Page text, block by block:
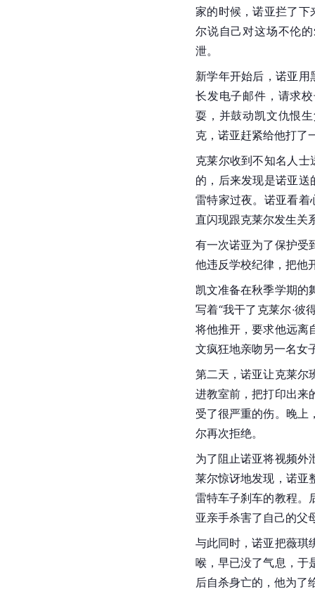
家的时候，诺亚拦了下
尔说自己对这场不伦
泄。
新学年开始后，诺亚用
长发电子邮件，请求
耍，并鼓动凯文仇恨
克， 诺亚赶紧给他打了
克莱尔收到不知名人
的，后来发现是诺亚
雷特家过夜。诺亚看着
直闪现跟克莱尔发生关
有一次诺亚为了保护受
他违反学校纪律，把他
凯文准备在秋季学期的
写着“我干了 克莱尔·彼
将他推开，要求他远离
文疯狂地亲吻另一名女
第二天，诺亚让克莱尔
进教室前，把打印出来
受了很严重的伤。晚上
尔再次拒绝。
为了阻止诺亚将视频外
莱尔惊讶地发现，诺亚
雷特车子刹车的教程。
亚亲手杀害了自己的父
与此同时，诺亚把薇琪
喉，早已没了气息，于
后自杀身亡的，他为了